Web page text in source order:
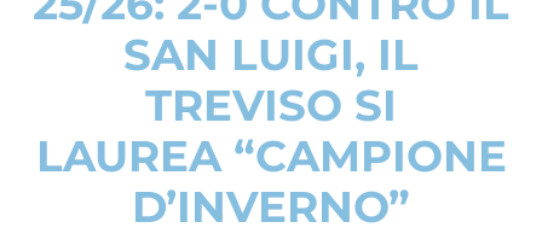
SAN LUIGI, IL
TREVISO SI
LAUREA “CAMPIONE
D’INVERNO”